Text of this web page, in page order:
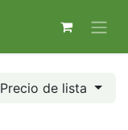
Precio de lista